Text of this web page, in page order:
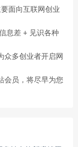
面向互联网创业
息差 + 见识各种
众多创业者开启网
会员，将尽早为您